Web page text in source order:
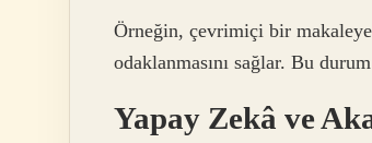
Örneğin, çevrimiçi bir
odaklanmasını sağlar. Bu
Yapay Zekâ ve